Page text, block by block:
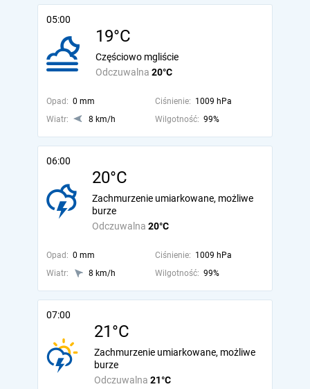
05:00
19°C
Odczuwalna 20°C
Częściowo mgliście
Opad: 0 mm Ciśnienie: 1009 hPa
Wiatr:
8 km/h Wilgotność: 99%
06:00
20°C
Odczuwalna 20°C
Zachmurzenie umiarkowane, możliwe
burze
Opad: 0 mm Ciśnienie: 1009 hPa
Wiatr:
8 km/h Wilgotność: 99%
07:00
21°C
Odczuwalna 21°C
Zachmurzenie umiarkowane, możliwe
burze